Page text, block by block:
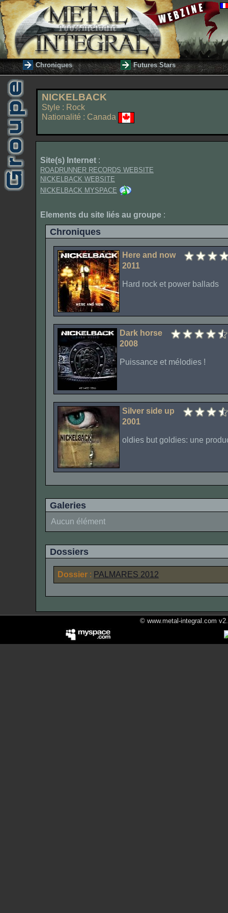
Chroniques Futures Stars
NICKELBACK
Style : Rock
Nationalité : Canada
Site(s) Internet :
ROADRUNNER RECORDS WEBSITE
NICKELBACK WEBSITE
NICKELBACK MYSPACE
Elements du site liés au groupe :
Chroniques
Here and now
2011
Hard rock et power ballads
Dark horse
2008
Puissance et mélodies !
Silver side up
2001
oldies but goldies: une
Galeries
Aucun élément
Dossiers
Dossier : PALMARES 2012
© www.metal-integral.com